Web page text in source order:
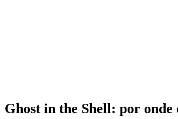
Ghost in the Shell: por onde